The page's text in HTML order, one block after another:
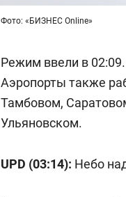
Фото: «БИЗНЕС Online»
Режим ввели в
Аэропорты также
Тамбовом,
Ульяновском.
UPD (03:14): Небо